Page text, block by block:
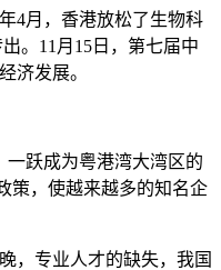
4月，香港放松了生物科
。11月15日，第七届中
济发展。
一跃成为粤港湾大湾区的
策，使越来越多的知名企
，专业人才的缺失，我国